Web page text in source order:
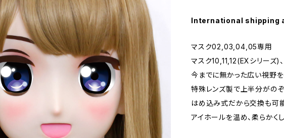
International shipping
マスク02,03,04,05専用
マスク10,11,12(EXシリーズ)
今までに無かった広い視野を
特殊レンズ製で上半分がのぞ
はめ込み式だから交換も可
アイホールを温め、柔らかく